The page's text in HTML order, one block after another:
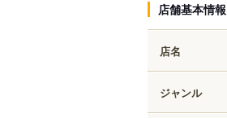
店舗基本情報
店名
ジャンル